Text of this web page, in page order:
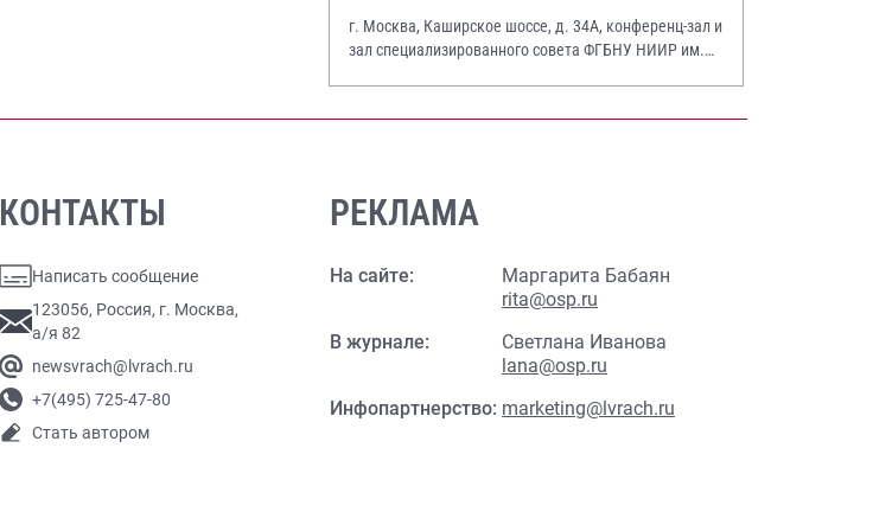
г. Москва, Каширское шоссе, д. 34А, конференц-зал и
зал специализированного совета ФГБНУ НИИР им.
КОНТАКТЫ
Написать сообщение
123056, Россия, г. Москва,
а/я 82
newsvrach@lvrach.ru
+7(495) 725-47-80
Стать автором
РЕКЛАМА
На сайте:
Маргарита Бабаян
rita@osp.ru
В журнале:
Светлана Иванова
lana@osp.ru
Инфопартнерство: marketing@lvrach.ru